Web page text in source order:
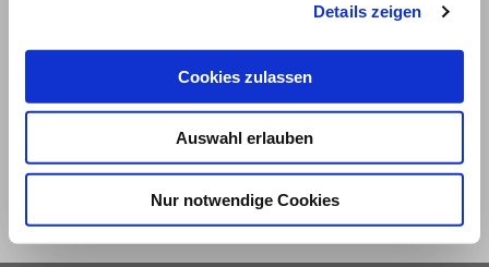
Details zeigen
Cookies zulassen
Auswahl erlauben
Nur notwendige Cookies
Datenschutz Privatsphäre